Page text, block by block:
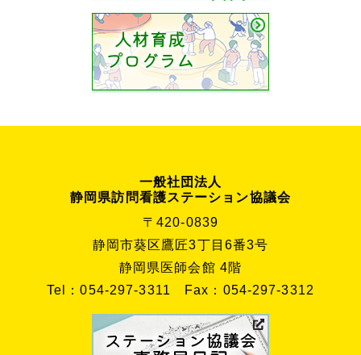
一般社団法人
静岡県訪問看護ステーション協議会
〒420-0839
静岡市葵区鷹匠3丁目6番3号
静岡県医師会館 4階
Tel：054-297-3311
Fax：054-297-3312